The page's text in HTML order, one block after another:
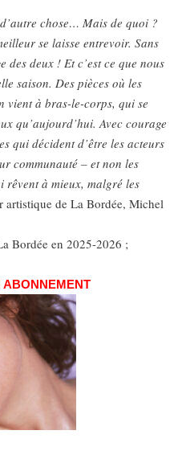
chose… Mais de quoi ?
se laisse entrevoir. Sans
deux ! Et c’est ce que nous
saison. Des pièces où les
vient à bras-le-corps, qui se
qu’aujourd’hui. Avec courage
qui décident d’être les acteurs
communauté – et non les
rêvent à mieux, malgré les
artistique de La Bordée, Michel
Bordée en 2025-2026 ;
ABONNEMENT